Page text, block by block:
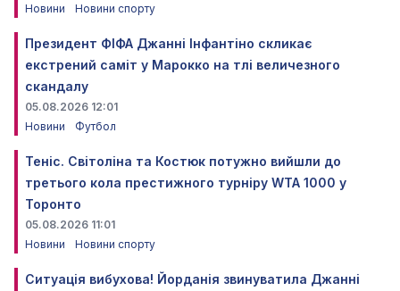
Новини
Новини спорту
Президент ФІФА Джанні Інфантіно скликає
екстрений саміт у Марокко на тлі величезного
скандалу
05.08.2026 12:01
Новини
Футбол
Теніс. Світоліна та Костюк потужно вийшли до
третього кола престижного турніру WTA 1000 у
Торонто
05.08.2026 11:01
Новини
Новини спорту
Ситуація вибухова! Йорданія звинуватила Джанні